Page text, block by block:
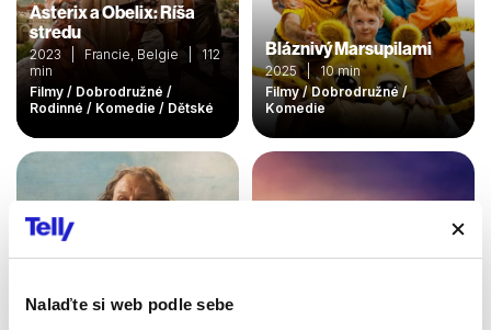
Nalaďte si web podle sebe
Asterix a Obelix: Ríša
stredu
2023 | Francie, Belgie | 112
min
Filmy / Dobrodružné /
Rodinné / Komedie / Dětské
Bláznivý Marsupilami
2025 | 10 min
Filmy / Dobrodružné /
Komedie